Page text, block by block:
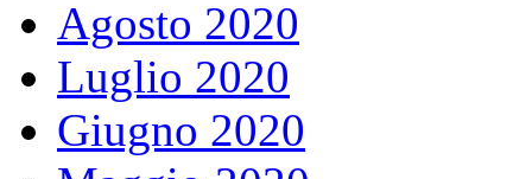
Agosto 2020
Luglio 2020
Giugno 2020